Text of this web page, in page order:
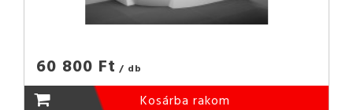
60 800 Ft / db
Kosárba rakom